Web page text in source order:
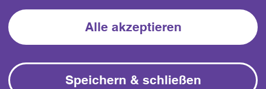
Jetzt mitmachen!
Alle akzeptieren
Speichern & schließen